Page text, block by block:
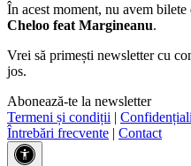
În acest moment, nu avem
Cheloo feat Margineanu.
Vrei să primești newsletter cu
jos.
Abonează-te la newsletter
Termeni și condiții |
Întrebări frecvente | Contact